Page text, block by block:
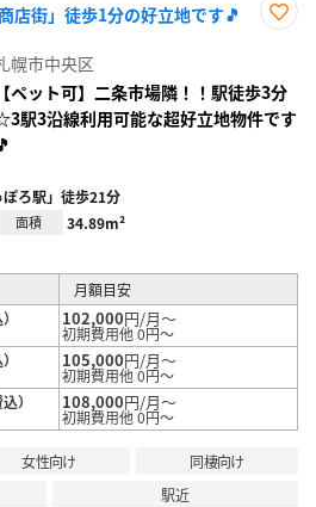
店街」徒歩1分の好立地です🎵
録
幌市中央区
【ペット可】二条市場隣！！駅徒歩3分
駅3沿線利用可能な超好立地物件です
ろ駅」徒歩21分
面積 34.89m²
月額目安
102,000円/月～
初期費用他 0円～
105,000円/月～
初期費用他 0円～
）
108,000円/月～
初期費用他 0円～
女性向け
同棲向け
駅近